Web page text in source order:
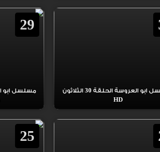
مسلسل ابو العروسة الحلقة 30 الثلاثون
HD
29
25